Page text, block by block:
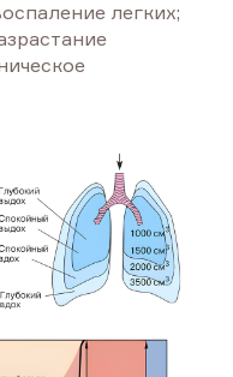
легких;